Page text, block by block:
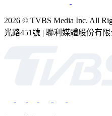
2026 © TVBS Media Inc. All
光路451號 | 聯利媒體股份有限